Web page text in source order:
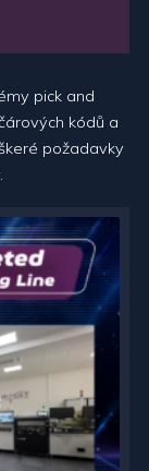
pick and
kódů a
požadavky